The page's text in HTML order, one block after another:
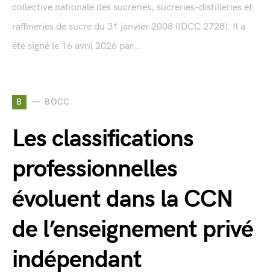
collective nationale des sucreries, sucreries-distilleries et
raffineries de sucre du 31 janvier 2008 (IDCC 2728). Il a
été signé le 16 avril 2026 par...
B BOCC
Les classifications
professionnelles
évoluent dans la CCN
de l’enseignement privé
indépendant